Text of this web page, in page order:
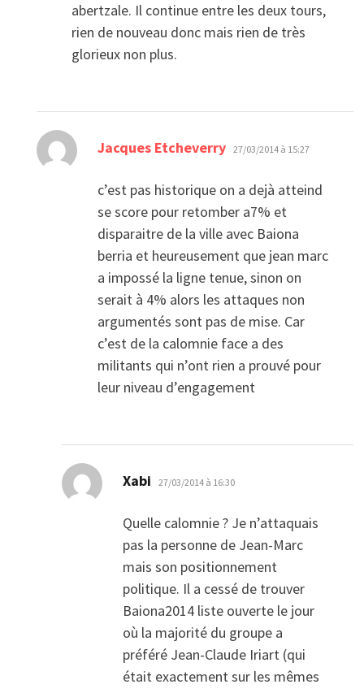
abertzale. Il continue entre les deux tours,
rien de nouveau donc mais rien de très
glorieux non plus.
Jacques Etcheverry dit :
27/03/2014 à 15:27
c’est pas historique on a dejà atteind
se score pour retomber a7% et
disparaitre de la ville avec Baiona
berria et heureusement que jean marc
a impossé la ligne tenue, sinon on
serait à 4% alors les attaques non
argumentés sont pas de mise. Car
c’est de la calomnie face a des
militants qui n’ont rien a prouvé pour
leur niveau d’engagement
Xabi dit :
27/03/2014 à 16:30
Quelle calomnie ? Je n’attaquais
pas la personne de Jean-Marc
mais son positionnement
politique. Il a cessé de trouver
Baiona2014 liste ouverte le jour
où la majorité du groupe a
préféré Jean-Claude Iriart (qui
était exactement sur les mêmes